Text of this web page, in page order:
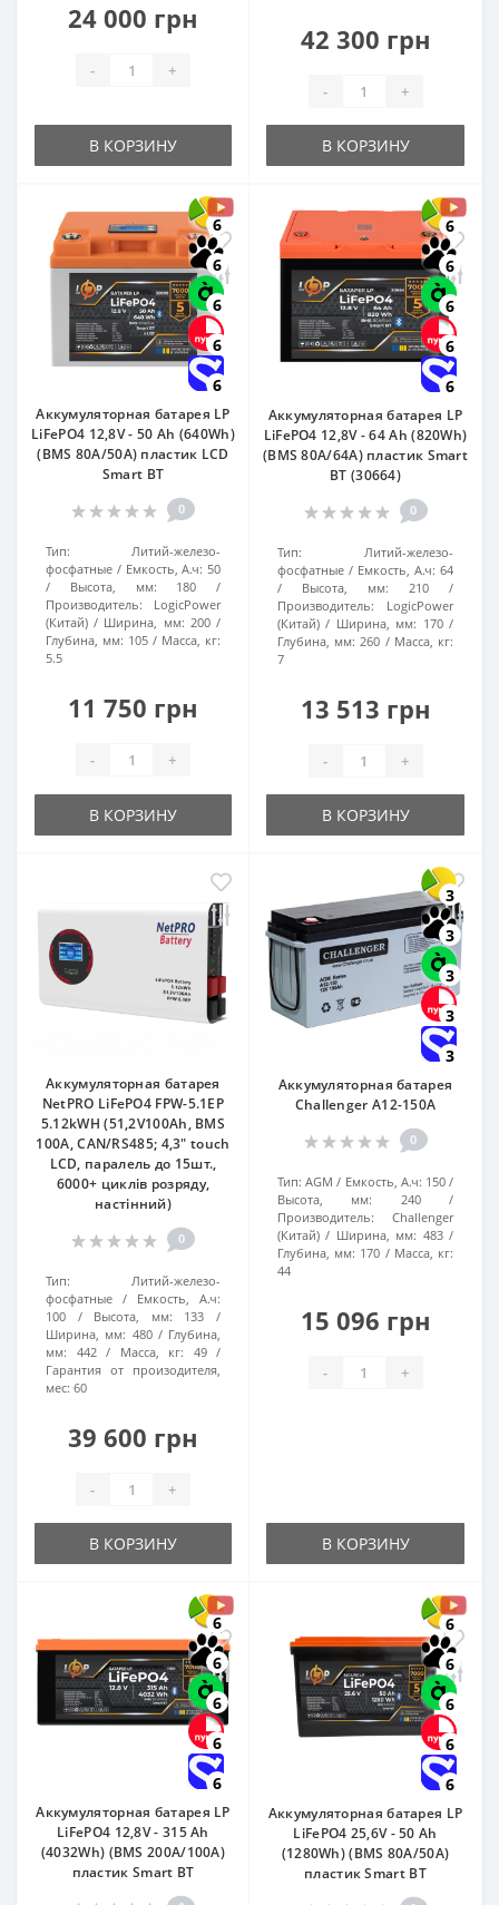
24 000 грн
- +
В КОРЗИНУ
42 300 грн
- +
В КОРЗИНУ
6
6
6
6
6
Аккумуляторная батарея LP
LiFePO4 12,8V - 50 Ah (640Wh)
(BMS 80А/50A) пластик LCD
Smart BT
0
Тип:
Литий-железо-
фосфатные
Емкость, А.ч: 50
Высота, мм:
180
Производитель:
LogicPower
(Китай)
Ширина, мм: 200
Глубина, мм: 105
Масса, кг:
5.5
11 750 грн
- +
В КОРЗИНУ
6
6
6
6
6
Аккумуляторная батарея LP
LiFePO4 12,8V - 64 Ah (820Wh)
(BMS 80A/64А) пластик Smart
BT (30664)
0
Тип:
Литий-железо-
фосфатные
Емкость, А.ч: 64
Высота, мм:
210
Производитель:
LogicPower
(Китай)
Ширина, мм: 170
Глубина, мм: 260
Масса, кг:
7
13 513 грн
- +
В КОРЗИНУ
Аккумуляторная батарея
NetPRO LiFePO4 FPW-5.1EP
5.12kWH (51,2V100Ah, BMS
100A, CAN/RS485; 4,3" touch
LCD, паралель до 15шт.,
6000+ циклів розряду,
настінний)
0
Тип:
Литий-железо-
фосфатные
Емкость, А.ч:
100
Высота, мм:
133
Ширина, мм: 480
Глубина,
мм:
442 Масса, кг:
49
Гарантия от произодителя,
мес: 60
39 600 грн
- +
В КОРЗИНУ
3
3
3
3
3
Аккумуляторная батарея
Challenger A12-150A
0
Тип: AGM Емкость, А.ч: 150
Высота, мм:
240
Производитель:
Challenger
(Китай)
Ширина, мм: 483
Глубина, мм: 170
Масса, кг:
44
15 096 грн
- +
В КОРЗИНУ
6
6
6
6
6
Аккумуляторная батарея LP
LiFePO4 12,8V - 315 Ah
(4032Wh) (BMS 200A/100А)
пластик Smart BT
6
6
6
6
6
Аккумуляторная батарея LP
LiFePO4 25,6V - 50 Ah
(1280Wh) (BMS 80A/50А)
пластик Smart BT